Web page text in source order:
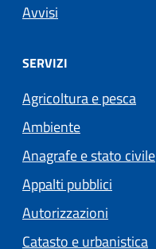
Avvisi
SERVIZI
Agricoltura e pesca
Ambiente
Anagrafe e stato civile
Appalti pubblici
Autorizzazioni
Catasto e urbanistica